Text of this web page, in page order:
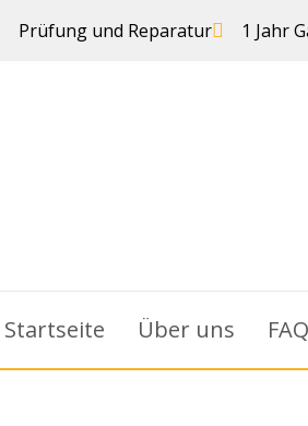
Prüfung und Reparatur 1 Jahr
Startseite Über uns FAQ